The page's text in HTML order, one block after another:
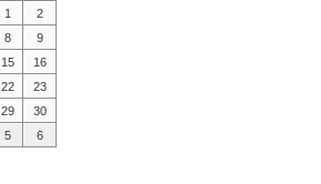
1
2
8
9
15
16
22
23
29
30
5 6